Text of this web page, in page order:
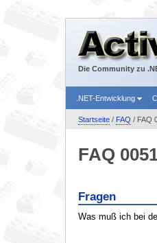
Die Community zu
.NET-Entwicklung
Startseite/ FAQ / FAQ
FAQ
Fragen
Was muß ich bei